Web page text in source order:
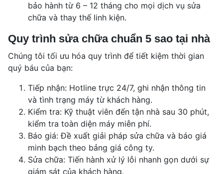
bảo hành từ 6 – 12 tháng cho mọi dịch vụ sửa
chữa và thay thế linh kiện.
Quy trình sửa chữa chuẩn 5 sao tại nhà
Chúng tôi tối ưu hóa quy trình để tiết kiệm thời gian
quý báu của bạn:
Tiếp nhận: Hotline trực 24/7, ghi nhận thông tin
và tình trạng máy từ khách hàng.
Kiểm tra: Kỹ thuật viên đến tận nhà sau 30 phút,
kiểm tra toàn diện máy miễn phí.
Báo giá: Đề xuất giải pháp sửa chữa và báo giá
minh bạch theo bảng giá công ty.
Sửa chữa: Tiến hành xử lý lỗi nhanh gọn dưới sự
giám sát của khách hàng.